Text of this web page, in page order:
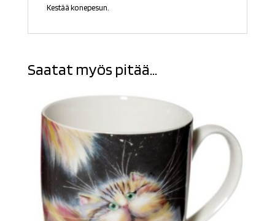
Kestää konepesun.
Saatat myös pitää...